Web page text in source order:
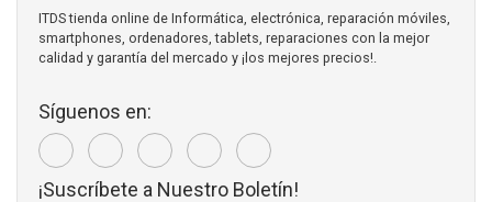
ITDS tienda online de Informática, electrónica, reparación móviles,
smartphones, ordenadores, tablets, reparaciones con la mejor
calidad y garantía del mercado y ¡los mejores precios!.
Síguenos en:
¡Suscríbete a Nuestro Boletín!